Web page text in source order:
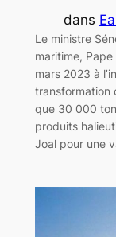
dans
Le ministre
maritime,
mars 2023 à
transformation
que 30 000
produits
Joal pour une